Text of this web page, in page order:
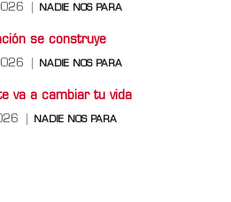
NADIE NOS PARA
se construye
NADIE NOS PARA
va a cambiar tu vida
NADIE NOS PARA